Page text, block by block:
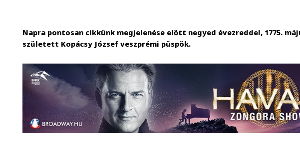
Napra pontosan cikkünk megjelenése előtt negyed évezreddel, 1775.
született Kopácsy József veszprémi püspök.